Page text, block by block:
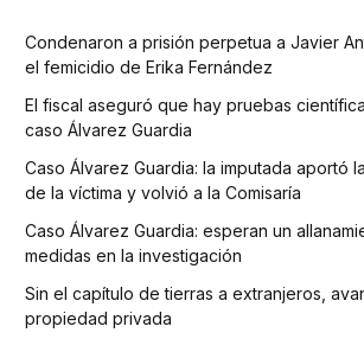
Condenaron a prisión perpetua a Javier
el femicidio de Erika Fernández
El fiscal aseguró que hay pruebas
caso Álvarez Guardia
Caso Álvarez Guardia: la imputada aportó
de la víctima y volvió a la Comisaría
Caso Álvarez Guardia: esperan un
medidas en la investigación
Sin el capítulo de tierras a extranjeros,
propiedad privada